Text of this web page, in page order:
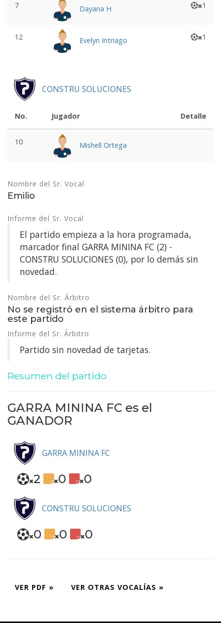
7 Dayana H 1
12 Evelyn Intriago 1
CONSTRU SOLUCIONES
No. Jugador Detalle
10 Mishell Ortega
Nombre del Sr. Vocal
Emilio
Informe del Sr. Vocal
El partido empieza a la hora programada,
marcador final GARRA MININA FC (2) -
CONSTRU SOLUCIONES (0), por lo demás sin
novedad.
Nombre del Sr. Árbitro
No se registró en el sistema árbitro para
este partido
Informe del Sr. Árbitro
Partido sin novedad de tarjetas.
Resumen del partido
GARRA MININA FC es el
GANADOR
GARRA MININA FC
2 0 0
CONSTRU SOLUCIONES
0 0 0
VER PDF » VER OTRAS VOCALÍAS »